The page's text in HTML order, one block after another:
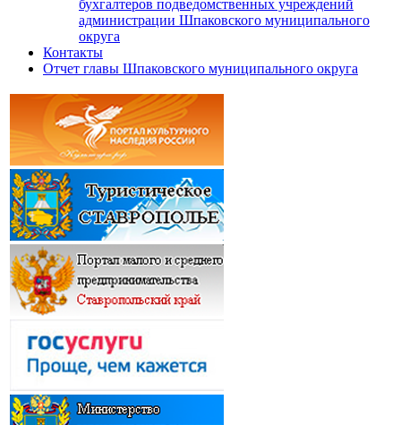
бухгалтеров подведомственных учреждений
администрации Шпаковского муниципального
округа
Контакты
Отчет главы Шпаковского муниципального округа